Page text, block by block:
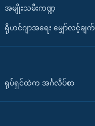
အမျိုးသမီးကဏ္ဍ
ရိုဟင်ဂျာအရေး မျှော်လင့်ချက်
ရုပ်ရှင်ထဲက အင်္ဂလိပ်စာ